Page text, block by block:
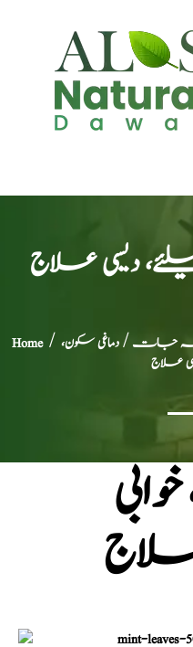
دیسی علاج
Home/ نسخہ جات / دماغی سکون،
علاج